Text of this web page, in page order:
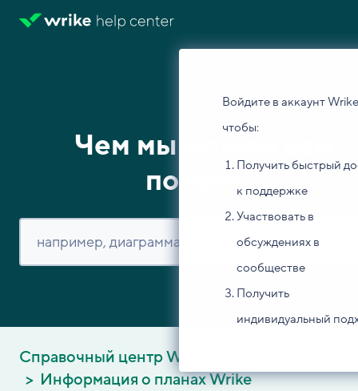
Войдите в аккаунт
чтобы:
Получить быстрый
к поддержке
Участвовать в
обсуждениях в
сообществе
Получить
индивидуальный
Чем мы можем вам
помочь?
Справочный центр Wrike
Информация о планах Wrike